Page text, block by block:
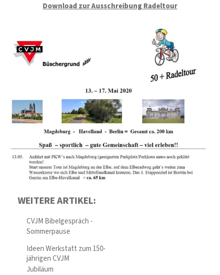
Download zur Ausschreibung Radeltour
WEITERE ARTIKEL:
CVJM Bibelgespräch -
Sommerpause
Ideen Werkstatt zum 150-
jährigen CVJM
Jubiläum